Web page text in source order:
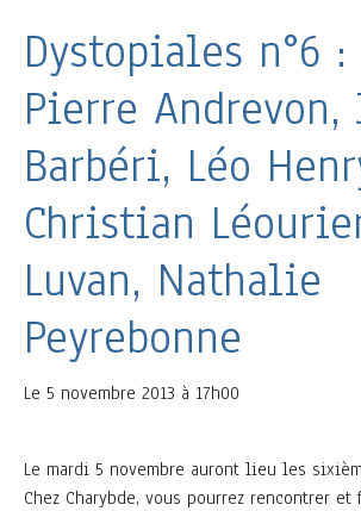
Dystopiales n°6 :
Pierre Andrevon,
Barbéri, Léo
Christian
Luvan, Nathalie
Peyrebonne
Le 5 novembre 2013 à 17h00
Le mardi 5 novembre auront lieu les
Chez Charybde, vous pourrez rencontrer et